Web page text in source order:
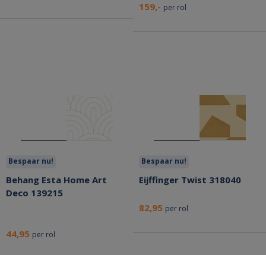
159,- per rol
Bespaar nu!
Behang Esta Home Art
Deco 139215
44,95 per rol
Bespaar nu!
Eijffinger Twist 318040
82,95 per rol